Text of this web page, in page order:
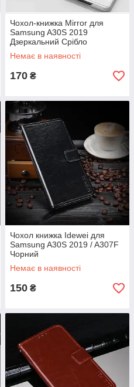
Чохол-книжка Mirror для
Samsung A30S 2019
Дзеркальний Срібло
Немає в наявності
170 ₴
Чохол книжка Idewei для
Samsung A30S 2019 / A307F
Чорний
Немає в наявності
150 ₴